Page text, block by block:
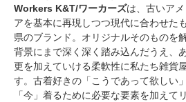
Workers K&T/ワーカーズは、古いア
アを基本に再現しつつ現代に合わせた
県のブランド。オリジナルそのものを
背景にまで深く深く踏み込んだうえ、
更を加えていける柔軟性に私たち雑貨
す。古着好きの「こうであって欲しい
「今」着るために必要な要素を加えて